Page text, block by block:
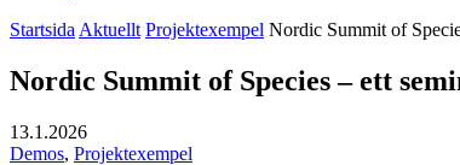
Startsida Aktuellt Projektexempel Nordic Summit of
Nordic Summit of Species – ett
13.1.2026
Demos, Projektexempel